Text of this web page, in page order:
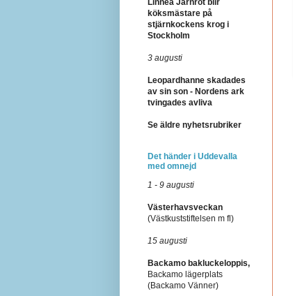
köksmästare på
stjärnkockens krog i
Stockholm
3 augusti
Leopardhanne skadades
av sin son - Nordens ark
tvingades avliva
Se äldre nyhetsrubriker
Det händer i Uddevalla
med omnejd
1 - 9 augusti
Västerhavsveckan
(Västkuststiftelsen m fl)
15 augusti
Backamo bakluckeloppis,
Backamo lägerplats
(Backamo Vänner)